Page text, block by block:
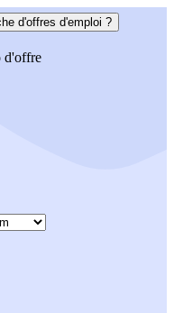
d'offres d'emploi ?
d'offre